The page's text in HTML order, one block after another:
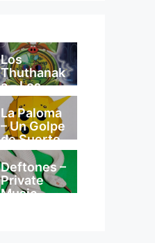
Los
Thuthanak
a – Los
Thuthanak
a
La Paloma
– Un Golpe
de Suerte
Deftones –
Private
Music